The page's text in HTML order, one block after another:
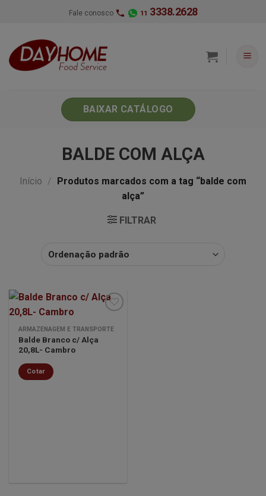
Fale conosco 11 3338.2628
BAIXAR CATÁLOGO
BALDE COM ALÇA
Início /
Produtos marcados com a tag “balde com
alça”
FILTRAR
Minha
ARMAZENAGEM E TRANSPORTE
Balde Branco c/ Alça
20,8L- Cambro
Cotar